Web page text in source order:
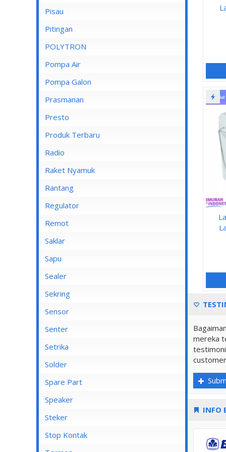
Lampu Spotlight
Pisau
Pitingan
POLYTRON
Pompa Air
Pompa Air Panasonic
Pompa Air Shimizu
Pompa Galon
Prasmanan
Presto
Produk Terbaru
Radio
Raket Nyamuk
Rantang
Regulator
Remot
Saklar
Bel
Mata Saklar
Saklar Isi 1
Saklar Isi 2
Saklar Tembok
Sapu
Sealer
Sekring
Sensor
Senter
Senter Kepala
Setrika
Setrika Cosmos
Setrika Maspion
Setrika Miyako
Setrika Philips
Setrika Sanken
Solder
Spare Part
Speaker
Kiseki
Rinrei
Steker
Stop Kontak
mereka
INFO